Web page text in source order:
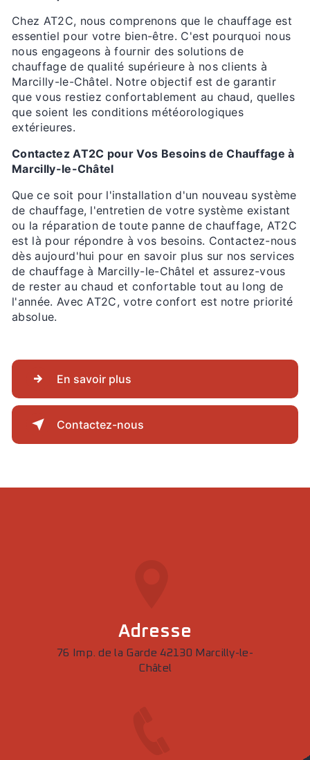
Chez AT2C, nous comprenons que le chauffage est
essentiel pour votre bien-être. C'est pourquoi nous
nous engageons à fournir des solutions de
chauffage de qualité supérieure à nos clients à
Marcilly-le-Châtel. Notre objectif est de garantir
que vous restiez confortablement au chaud, quelles
que soient les conditions météorologiques
extérieures.
Contactez AT2C pour Vos Besoins de Chauffage à
Marcilly-le-Châtel
Que ce soit pour l'installation d'un nouveau système
de chauffage, l'entretien de votre système existant
ou la réparation de toute panne de chauffage, AT2C
est là pour répondre à vos besoins. Contactez-nous
dès aujourd'hui pour en savoir plus sur nos services
de chauffage à Marcilly-le-Châtel et assurez-vous
de rester au chaud et confortable tout au long de
l'année. Avec AT2C, votre confort est notre priorité
absolue.
En savoir plus
Contactez-nous
Adresse
76 Imp. de la Garde 42130 Marcilly-le-
Châtel